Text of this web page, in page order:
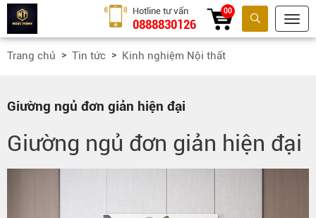
Tìm kiếm
Hotline tư vấn
0888830126
00
Trang chủ Tin tức Kinh nghiệm Nội thất
Giường ngủ đơn giản hiện đại
Giường ngủ đơn giản hiện đại